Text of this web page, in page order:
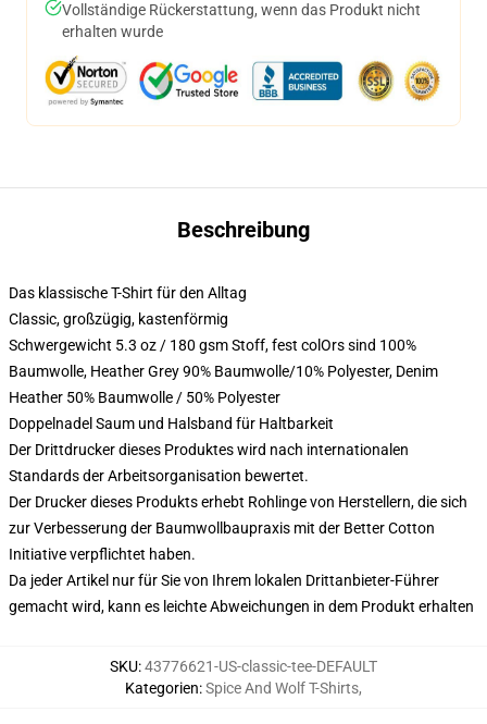
Vollständige Rückerstattung, wenn das Produkt nicht
erhalten wurde
Beschreibung
Das klassische T-Shirt für den Alltag
Classic, großzügig, kastenförmig
Schwergewicht 5.3 oz / 180 gsm Stoff, fest colOrs sind 100%
Baumwolle, Heather Grey 90% Baumwolle/10% Polyester, Denim
Heather 50% Baumwolle / 50% Polyester
Doppelnadel Saum und Halsband für Haltbarkeit
Der Drittdrucker dieses Produktes wird nach internationalen
Standards der Arbeitsorganisation bewertet.
Der Drucker dieses Produkts erhebt Rohlinge von Herstellern, die sich
zur Verbesserung der Baumwollbaupraxis mit der Better Cotton
Initiative verpflichtet haben.
Da jeder Artikel nur für Sie von Ihrem lokalen Drittanbieter-Führer
gemacht wird, kann es leichte Abweichungen in dem Produkt erhalten
SKU:43776621-US-classic-tee-DEFAULT
Kategorien:Spice And Wolf T-Shirts,